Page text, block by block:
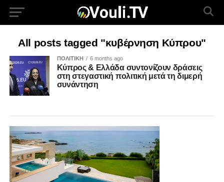
All posts tagged "κυβέρνηση Κύπρου"
ΠΟΛΙΤΙΚΗ 6 months ago
Κύπρος & Ελλάδα συντονίζουν δράσεις
στη στεγαστική πολιτική μετά τη διμερή
συνάντηση